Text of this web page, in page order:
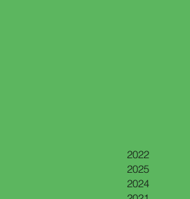
2022
2025
2024